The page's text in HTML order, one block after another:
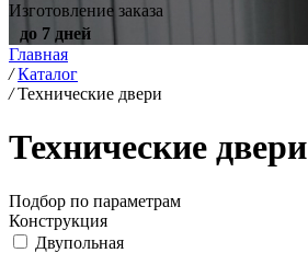
Изготовление заказа
до 7 дней
Главная
/ Каталог
/ Технические двери
Технические двери
Подбор по параметрам
Конструкция
Двупольная